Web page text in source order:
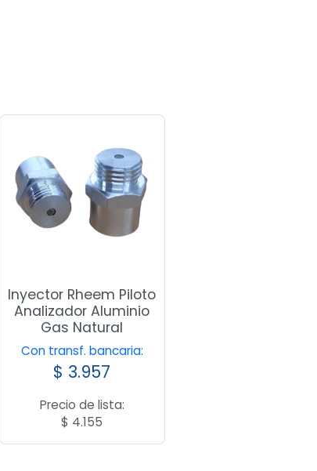
Inyector Rheem Piloto
Analizador Aluminio
Gas Natural
Con transf. bancaria:
$ 3.957
Precio de lista:
$ 4.155